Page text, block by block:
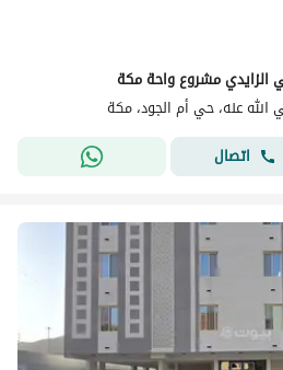
مشروع واحة مكة
الله عنه، حي أم الجود، مكة
اتصال